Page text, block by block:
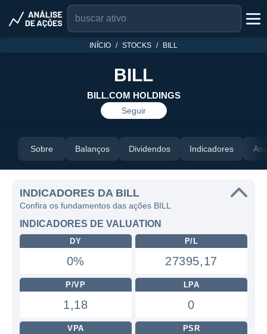
INÍCIO STOCKS BILL
BILL
BILL.COM HOLDINGS
Seguir
Sobre Balanços Dividendos Indicadores
INDICADORES DA BILL
Confira os fundamentos das ações BILL
INDICADORES DE VALUATION
DY
0%
P/L
27395,17
P/VP
1,18
LPA
0
VPA PSR